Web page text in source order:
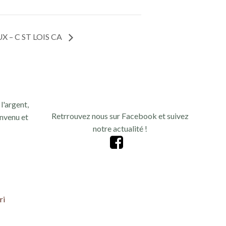
– C ST LOIS CA
et
Retrrouvez nous sur Facebook et suivez
notre actualité !